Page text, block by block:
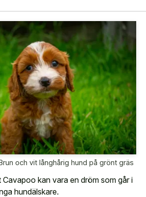
och vit långhårig hund på grönt gräs
kan vara en dröm som går i
hundälskare.